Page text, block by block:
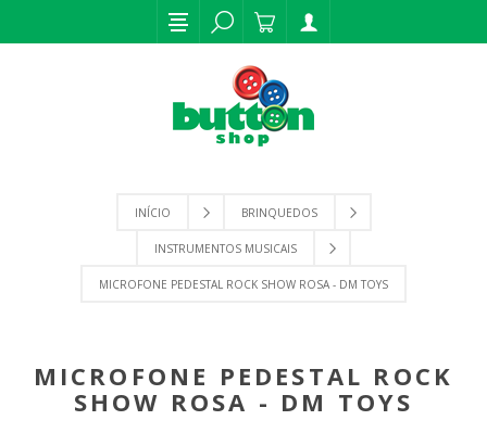
INÍCIO BRINQUEDOS
INSTRUMENTOS MUSICAIS
MICROFONE PEDESTAL ROCK SHOW ROSA - DM TOYS
MICROFONE PEDESTAL ROCK
SHOW ROSA - DM TOYS